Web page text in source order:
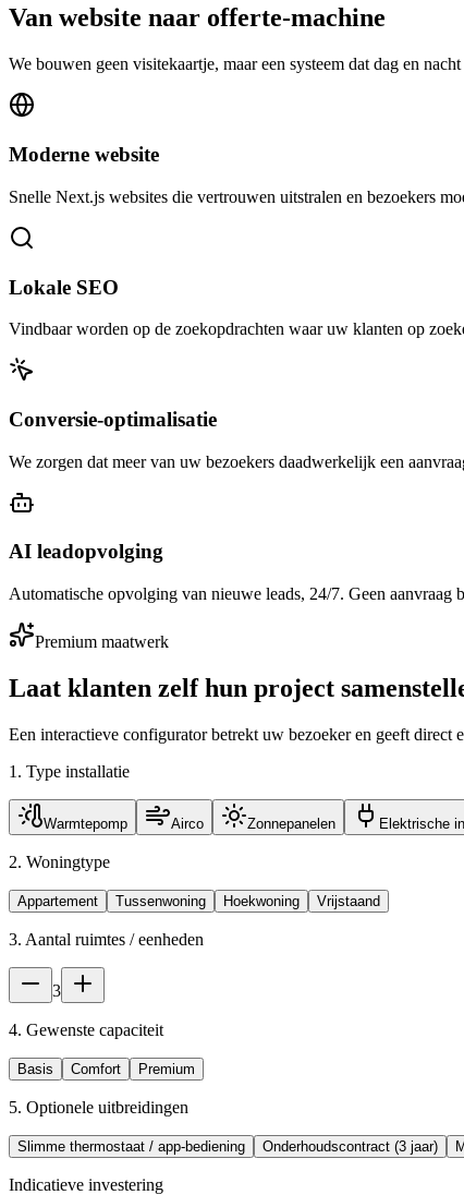
Van website naar offerte-machine
We bouwen geen visitekaartje, maar een systeem dat dag en
Moderne website
Snelle Next.js websites die vertrouwen uitstralen en bezoekers
Lokale SEO
Vindbaar worden op de zoekopdrachten waar uw klanten op
Conversie-optimalisatie
We zorgen dat meer van uw bezoekers daadwerkelijk een
AI leadopvolging
Automatische opvolging van nieuwe leads, 24/7. Geen
Premium maatwerk
Laat klanten zelf hun project
Een interactieve configurator betrekt uw bezoeker en geeft direct
1. Type installatie
Warmtepomp Airco Zonnepanelen Elektrische
2. Woningtype
Appartement Tussenwoning Hoekwoning Vrijstaand
3. Aantal ruimtes / eenheden
3
4. Gewenste capaciteit
Basis Comfort Premium
5. Optionele uitbreidingen
Slimme thermostaat / app-bediening Onderhoudscontract (3 jaar)
Indicatieve investering